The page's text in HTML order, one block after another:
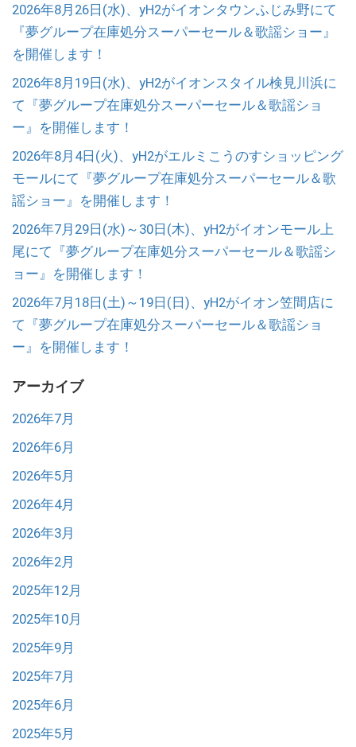
2026年8月26日(水)、yH2がイオンタウンふじみ野にて
『夢グループ在庫処分スーパーセール＆歌謡ショー』
を開催します！
2026年8月19日(水)、yH2がイオンスタイル検見川浜に
て『夢グループ在庫処分スーパーセール＆歌謡ショ
ー』を開催します！
2026年8月4日(火)、yH2がエルミこうのすショッピング
モールにて『夢グループ在庫処分スーパーセール＆歌
謡ショー』を開催します！
2026年7月29日(水)～30日(木)、yH2がイオンモール上
尾にて『夢グループ在庫処分スーパーセール＆歌謡シ
ョー』を開催します！
2026年7月18日(土)～19日(日)、yH2がイオン笠間店に
て『夢グループ在庫処分スーパーセール＆歌謡ショ
ー』を開催します！
アーカイブ
2026年7月
2026年6月
2026年5月
2026年4月
2026年3月
2026年2月
2025年12月
2025年10月
2025年9月
2025年7月
2025年6月
2025年5月